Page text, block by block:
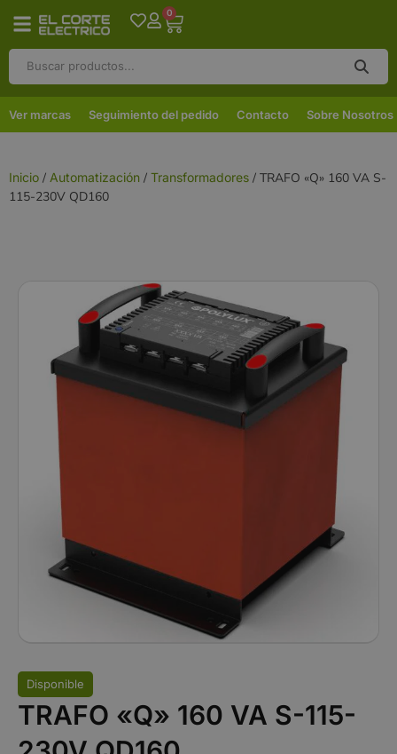
0
Ver marcas Seguimiento del pedido Contacto Sobre Nosotros
Inicio / Automatización / Transformadores / TRAFO «Q» 160 VA S-
115-230V QD160
Disponible
TRAFO «Q» 160 VA S-115-